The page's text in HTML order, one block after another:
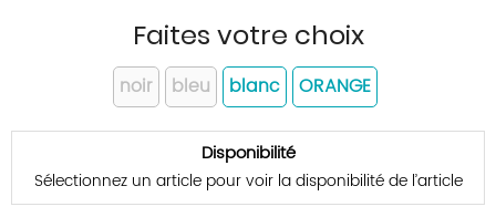
Faites votre choix
noir bleu blanc ORANGE
Disponibilité
Sélectionnez un article pour voir la disponibilité de l’article